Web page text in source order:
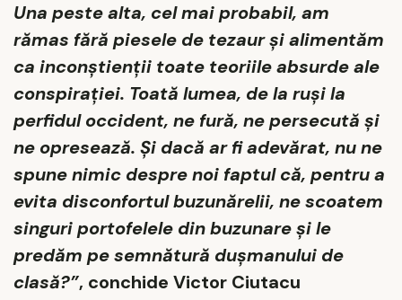
Una peste alta, cel mai probabil, am
rămas fără piesele de tezaur și alimentăm
ca inconștienții toate teoriile absurde ale
conspirației. Toată lumea, de la ruși la
perfidul occident, ne fură, ne persecută și
ne opresează. Și dacă ar fi adevărat, nu ne
spune nimic despre noi faptul că, pentru a
evita disconfortul buzunărelii, ne scoatem
singuri portofelele din buzunare și le
predăm pe semnătură dușmanului de
clasă?”, conchide Victor Ciutacu